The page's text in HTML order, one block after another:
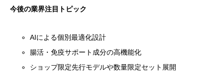
今後の業界注目トピック
AIによる個別最適化設計
腸活・免疫サポート成分の高機能化
ショップ限定先行モデルや数量限定セット展開